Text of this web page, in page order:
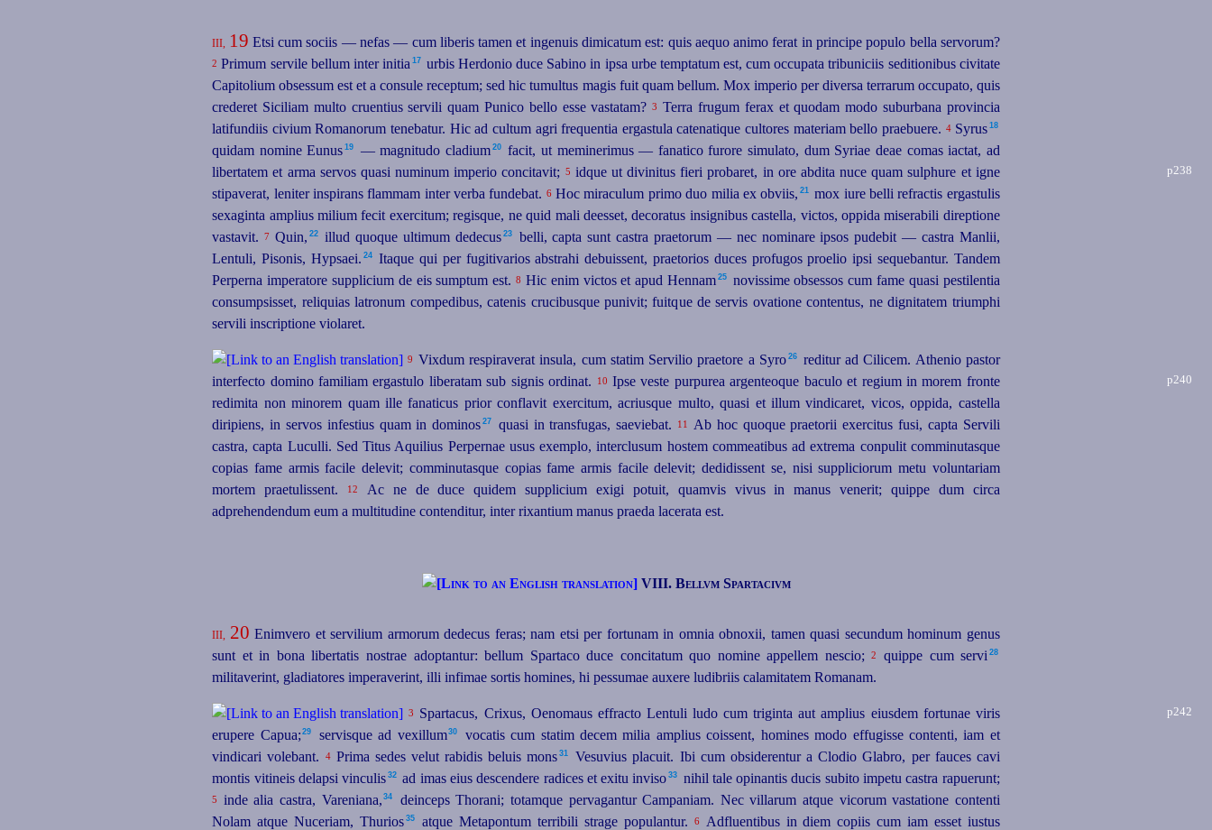
III, 19 Etsi cum sociis — nefas — cum liberis tamen et ingenuis dimicatum est: quis aequo animo ferat in principe populo bella servorum?
2 Primum servile bellum inter initia⁠ 17
urbis Herdonio duce Sabino in ipsa urbe temptatum est, cum occupata tribuniciis seditionibus civitate
Capitolium obsessum est et a consule receptum; sed hic tumultus magis fuit quam bellum. Mox imperio per diversa terrarum occupato, quis
crederet Siciliam multo cruentius servili quam Punico bello esse vastatam?3 Terra frugum ferax et quodam modo suburbana provincia
latifundiis civium Romanorum tenebatur. Hic ad cultum agri frequentia ergastula catenatique cultores materiam bello praebuere. 4Syrus⁠ 18
quidam nomine Eunus⁠ 19 — magnitudo cladium⁠ 20
facit, ut meminerimus — fanatico furore simulato, dum Syriae deae comas iactat, ad
libertatem et arma servos quasi
p238
numinum imperio concitavit; 5 idque ut divinitus fieri probaret, in ore abdita nuce quam sulphure et igne
stipaverat, leniter inspirans flammam inter verba fundebat. 6Hoc miraculum primo duo milia ex obviis,⁠ 21
mox iure belli refractis ergastulis
sexaginta amplius milium fecit exercitum; regisque, ne quid mali deesset, decoratus insignibus castella, victos, oppida miserabili direptione
vastavit.7 Quin,⁠ 22 illud quoque ultimum dedecus⁠ 23
belli, capta sunt castra praetorum — nec nominare ipsos pudebit — castra Manlii,
Lentuli, Pisonis, Hypsaei.⁠ 24
Itaque qui per fugitivarios abstrahi debuissent, praetorios duces profugos proelio ipsi sequebantur. Tandem
Perperna imperatore supplicium de eis sumptum est.8 Hic enim victos et apud Hennam⁠ 25
novissime obsessos cum fame quasi pestilentia
consumpsisset, reliquias latronum compedibus, catenis crucibusque punivit; fuitque de servis ovatione contentus, ne dignitatem triumphi
servili inscriptione violaret.
9 Vixdum respiraverat insula, cum statim Servilio praetore a Syro⁠ 26
reditur ad Cilicem. Athenio pastor
interfecto domino familiam ergastulo liberatam sub signis ordinat.
10 Ipse veste purpurea p240
argenteoque baculo et regium in morem fronte
redimita non minorem quam ille fanaticus prior conflavit exercitum, acriusque multo, quasi et illum vindicaret, vicos, oppida, castella
diripiens, in servos infestius quam in dominos⁠ 27 quasi in transfugas, saeviebat. 11
Ab hoc quoque praetorii exercitus fusi, capta Servili
castra, capta Luculli. Sed Titus Aquilius Perpernae usus exemplo, interclusum hostem commeatibus ad extrema conpulit comminutasque
copias fame armis facile delevit; comminutasque copias fame armis facile delevit; dedidissent se, nisi suppliciorum metu voluntariam
mortem praetulissent.
12
Ac ne de duce quidem supplicium exigi potuit, quamvis vivus in manus venerit; quippe dum circa
adprehendendum eum a multitudine contenditur, inter rixantium manus praeda lacerata est.
VIII. Bellvm Spartacivm
III, 20 Enimvero et servilium armorum dedecus feras; nam etsi per fortunam in omnia obnoxii, tamen quasi secundum hominum genus
sunt et in bona libertatis nostrae adoptantur: bellum Spartaco duce concitatum quo nomine appellem nescio;2 quippe cum servi⁠ 28
militaverint, gladiatores imperaverint, illi infimae sortis homines, hi pessumae auxere ludibriis calamitatem Romanam.
3 Spartacus, Crixus, Oenomaus effracto Lentuli p242
ludo cum triginta aut amplius eiusdem fortunae viris
erupere Capua;⁠ 29 servisque ad vexillum⁠30
vocatis cum statim decem milia amplius coissent, homines modo effugisse contenti, iam et
vindicari volebant.
4Prima sedes velut rabidis beluis mons⁠ 31
Vesuvius placuit. Ibi cum obsiderentur a Clodio Glabro, per fauces cavi
montis vitineis delapsi vinculis⁠ 32 ad imas eius descendere radices et exitu inviso⁠ 33 nihil tale opinantis ducis subito impetu castra rapuerunt;
5 inde alia castra, Vareniana,⁠ 34
deinceps Thorani; totamque pervagantur Campaniam. Nec villarum atque vicorum vastatione contenti
Nolam atque Nuceriam, Thurios⁠ 35 atque Metapontum terribili strage populantur. 6Adfluentibus in diem copiis cum iam esset iustus